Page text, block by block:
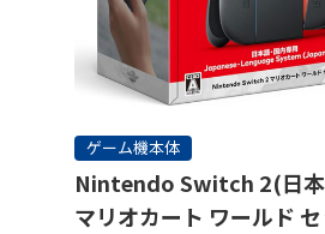
ゲーム機本体
Nintendo Switch 2(日本
マリオカート ワールド